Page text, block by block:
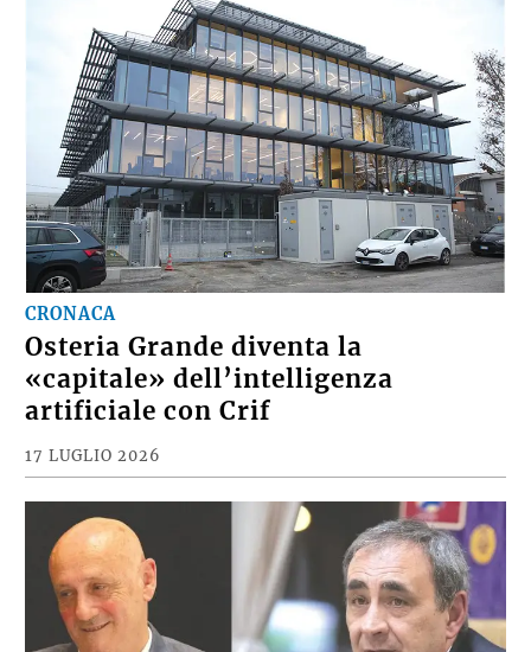
CRONACA
Osteria Grande diventa la
«capitale» dell’intelligenza
artificiale con Crif
17 LUGLIO 2026